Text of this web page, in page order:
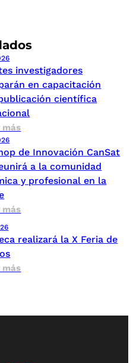
investigadores
en capacitación
científica
más
de Innovación CanSat
a la comunidad
y profesional en la
más
realizará la X Feria de
más